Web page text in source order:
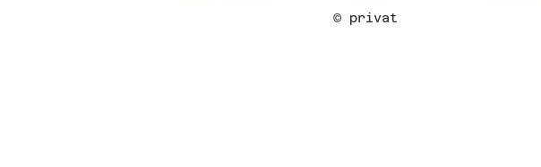
(C) privat